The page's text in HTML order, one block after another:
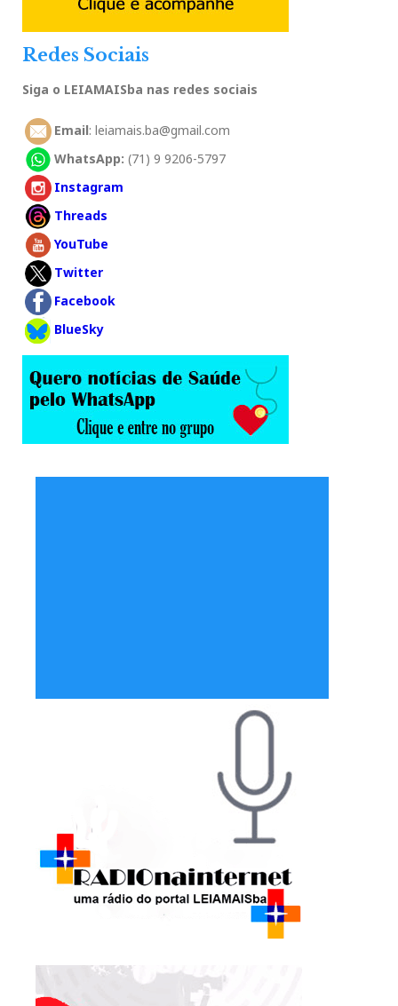
Redes Sociais
Siga o LEIAMAISba nas redes sociais
Email: leiamais.ba@gmail.com
WhatsApp: (71) 9 9206-5797
Instagram
Threads
YouTube
Twitter
Facebook
BlueSky